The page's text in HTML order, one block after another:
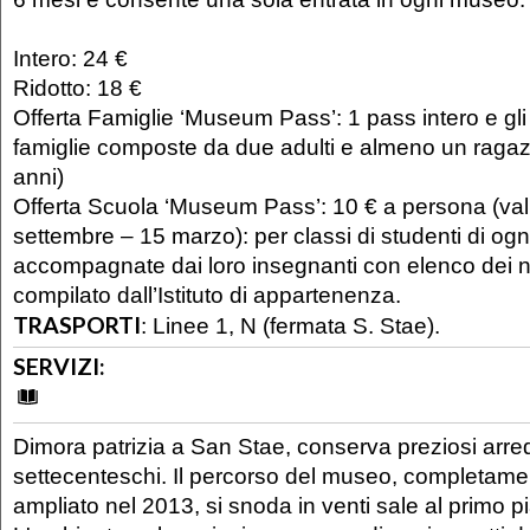
Intero: 24 €
Ridotto: 18 €
Offerta Famiglie ‘Museum Pass’: 1 pass intero e
famiglie composte da due adulti e almeno un
anni)
Offerta Scuola ‘Museum Pass’: 10 € a persona
settembre – 15 marzo): per classi di studenti di
accompagnate dai loro insegnanti con elenco dei
compilato dall’Istituto di appartenenza.
TRASPORTI: Linee 1, N (fermata S. Stae).
SERVIZI:
Dimora patrizia a San Stae, conserva preziosi
settecenteschi. Il percorso del museo,
ampliato nel 2013, si snoda in venti sale al primo